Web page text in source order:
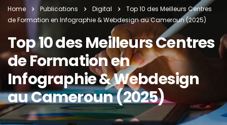
Home Publications Digital
Top 10 des Meilleurs Centres
de Formation en Infographie & Webdesign au Cameroun (2025)
Top 10 des Meilleurs Centres
de Formation en
Infographie & Webdesign
au Cameroun (2025)